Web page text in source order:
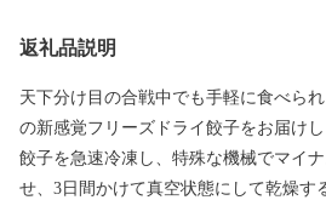
返礼品説明
天下分け目の合戦中でも手軽に食べら
の新感覚フリーズドライ餃子をお届け
餃子を急速冷凍し、特殊な機械でマイ
せ、3日間かけて真空状態にして乾燥す